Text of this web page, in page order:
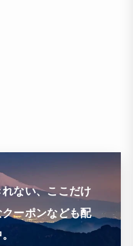
ない、ここだけ
ーポンなども配